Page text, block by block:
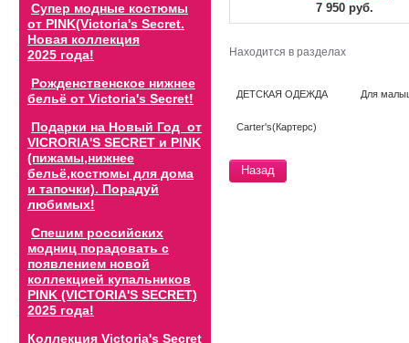
Супер модные костюмы
от PINK(Victoria's Secret.
Новая коллекция
2025 года!
Рожденственское нижнее
бельё от Victoria's Secret!
Подарки на Новый Год от
VICRORIA'S SECRET и PINK
(пижамы,нижнее
бельё,костюмы для дома
и тапочки). Порадуй
любимых!
Спешим российских
модниц порадовать с
появлением новой
коллекцией купальников
PINK (VICTORIA'S SECRET)
2025 года!
Коллекция Victoria's Secret
7 950 руб.
Находится в разделах
ДЕТСКАЯ ОДЕЖДА Для
Carter's(Картерс)
Назад